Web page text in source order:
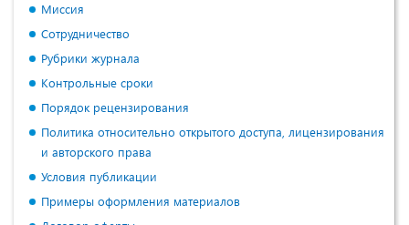
Миссия
Сотрудничество
Рубрики журнала
Контрольные сроки
Порядок рецензирования
Политика относительно открытого доступа, лицензирования
и авторского права
Условия публикации
Примеры оформления материалов